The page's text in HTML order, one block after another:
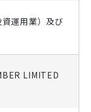
運用業）及び
LIMITED